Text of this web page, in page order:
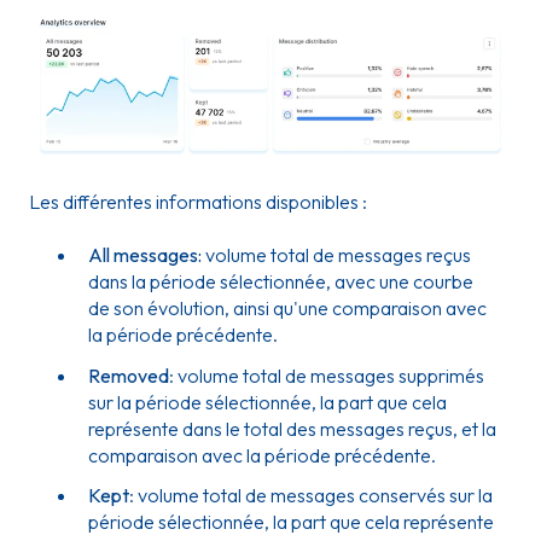
Les différentes informations disponibles :
All messages: volume total de messages reçus
dans la période sélectionnée, avec une courbe
de son évolution, ainsi qu'une comparaison avec
la période précédente.
Removed: volume total de messages supprimés
sur la période sélectionnée, la part que cela
représente dans le total des messages reçus, et la
comparaison avec la période précédente.
Kept: volume total de messages conservés sur la
période sélectionnée, la part que cela représente